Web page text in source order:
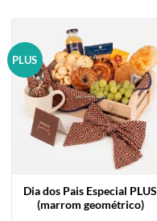
PLUS
Dia dos Pais Especial PLUS
(marrom geométrico)